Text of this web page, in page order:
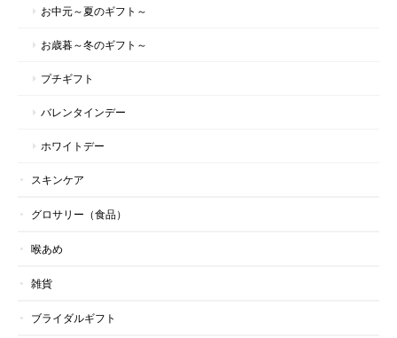
お中元～夏のギフト～
お歳暮～冬のギフト～
プチギフト
バレンタインデー
ホワイトデー
スキンケア
グロサリー（食品）
喉あめ
雑貨
ブライダルギフト